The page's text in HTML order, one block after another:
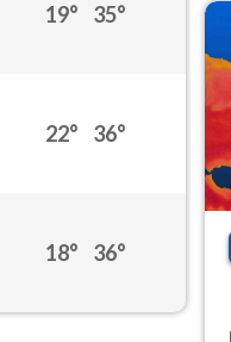
19° 35°
22° 36°
18° 36°